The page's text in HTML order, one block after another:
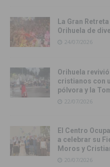
La Gran
Orihuela de
24/07/2026
Orihuela
cristianos con
pólvora y la
22/07/2026
El Centro
a celebrar su
Moros y
20/07/2026